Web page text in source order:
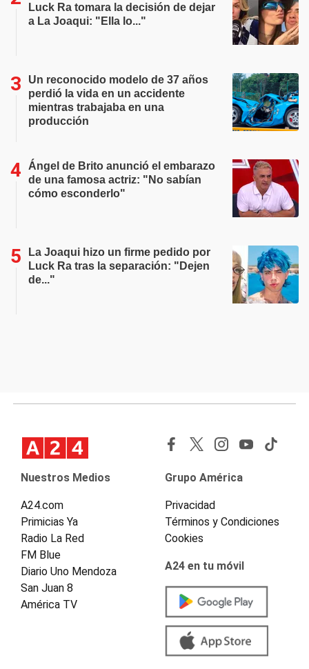
Luck Ra tomara la decisión de dejar
a La Joaqui: "Ella lo..."
Un reconocido modelo de 37 años
perdió la vida en un accidente
mientras trabajaba en una
producción
Ángel de Brito anunció el embarazo
de una famosa actriz: "No sabían
cómo esconderlo"
La Joaqui hizo un firme pedido por
Luck Ra tras la separación: "Dejen
de..."
Nuestros Medios
A24.com
Primicias Ya
Radio La Red
FM Blue
Diario Uno Mendoza
San Juan 8
América TV
Grupo América
Privacidad
Términos y Condiciones
Cookies
A24 en tu móvil